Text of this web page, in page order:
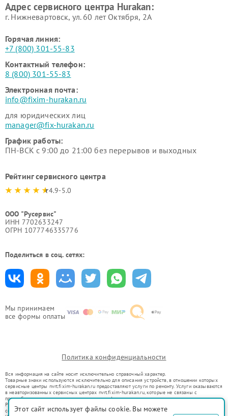
Мы принимаем
все формы оплаты
Адрес сервисного центра Hurakan:
г. Нижневартовск, ул. 60 лет Октября, 2А
Горячая линия:
+7 (800) 301-55-83
Контактный телефон:
8 (800) 301-55-83
Электронная почта:
info@fixim-hurakan.ru
для юридических лиц
manager@fix-hurakan.ru
График работы:
ПН-ВСК с 9:00 до 21:00 без перерывов и выходных
Рейтинг сервисного центра
4.9-5.0
ООО "Русервис"
ИНН 7702633247
ОГРН 1077746335776
Поделиться в соц. сетях:
Политика конфиденциальности
Вся информация на сайте носит исключительно справочный характер.
Товарные знаки используются исключительно для описания устройств, в отношении которых
сервисные центры nvrt.fixim-hurakan.ru предоставляют услуги по ремонту. Услуги оказываются
в неавторизованных сервисных центрах nvrt.fixim-hurakan.ru, которые не связаны с
правообладателями товарных знаков или их официальными представителями.
Ремонт осуществляется для устройств, уже введенных в гражданский оборот в соответствии
со статьей 1487 ГК РФ.
Этот сайт использует файлы cookie. Вы можете